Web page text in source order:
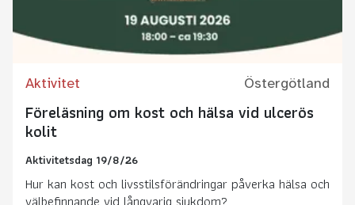
Aktivitet Östergötland
Föreläsning om kost och hälsa vid ulcerös
kolit
Aktivitetsdag 19/8/26
Hur kan kost och livsstilsförändringar påverka hälsa och